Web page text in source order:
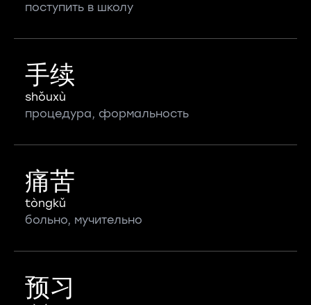
поступить в школу
手续
shǒuxù
процедура, формальность
痛苦
tòngkǔ
больно, мучительно
预习